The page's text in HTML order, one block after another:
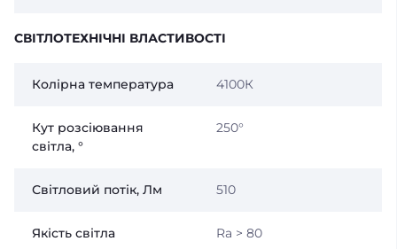
СВІТЛОТЕХНІЧНІ ВЛАСТИВОСТІ
Колірна температура 4100К
Кут розсіювання
світла, °
250°
Світловий потік, Лм 510
Якість світла Ra > 80